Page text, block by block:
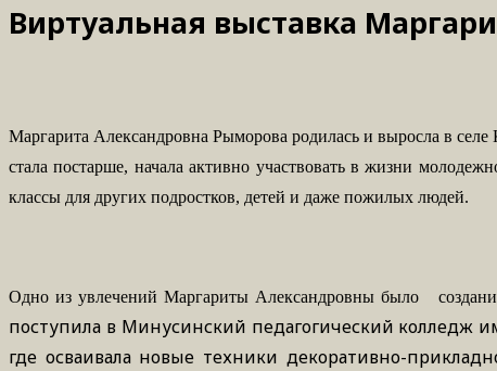
Виртуальная выставка
Маргарита Александровна Рыморова родилась и выросла в селе
стала постарше, начала активно участвовать в жизни
классы для других подростков, детей и даже пожилых людей.
Одно из увлечений Маргариты Александровны было
поступила в Минусинский педагогический колледж
где осваивала новые техники декоративно-